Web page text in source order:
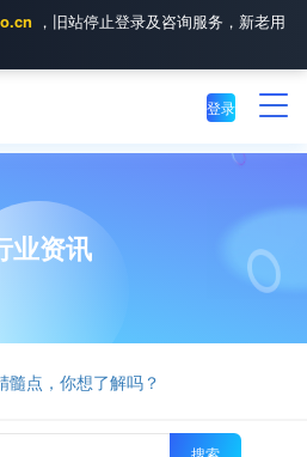
，旧站停止登录及咨询服务，新老用
登录
业资讯
髓点，你想了解吗？
搜索